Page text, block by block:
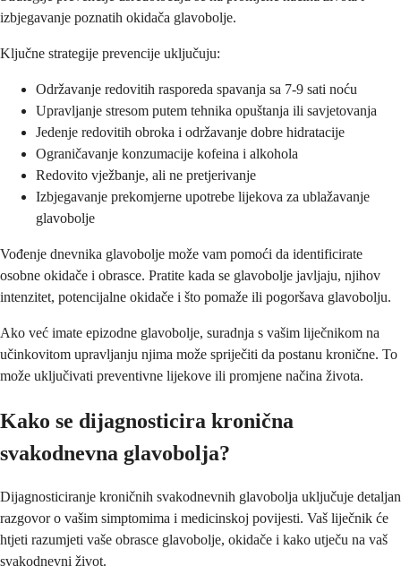
izbjegavanje poznatih okidača glavobolje.
Ključne strategije prevencije uključuju:
Održavanje redovitih rasporeda spavanja sa 7-9 sati noću
Upravljanje stresom putem tehnika opuštanja ili savjetovanja
Jedenje redovitih obroka i održavanje dobre hidratacije
Ograničavanje konzumacije kofeina i alkohola
Redovito vježbanje, ali ne pretjerivanje
Izbjegavanje prekomjerne upotrebe lijekova za ublažavanje
glavobolje
Vođenje dnevnika glavobolje može vam pomoći da identificirate
osobne okidače i obrasce. Pratite kada se glavobolje javljaju, njihov
intenzitet, potencijalne okidače i što pomaže ili pogoršava glavobolju.
Ako već imate epizodne glavobolje, suradnja s vašim liječnikom na
učinkovitom upravljanju njima može spriječiti da postanu kronične. To
može uključivati preventivne lijekove ili promjene načina života.
Kako se dijagnosticira kronična
svakodnevna glavobolja?
Dijagnosticiranje kroničnih svakodnevnih glavobolja uključuje detaljan
razgovor o vašim simptomima i medicinskoj povijesti. Vaš liječnik će
htjeti razumjeti vaše obrasce glavobolje, okidače i kako utječu na vaš
svakodnevni život.